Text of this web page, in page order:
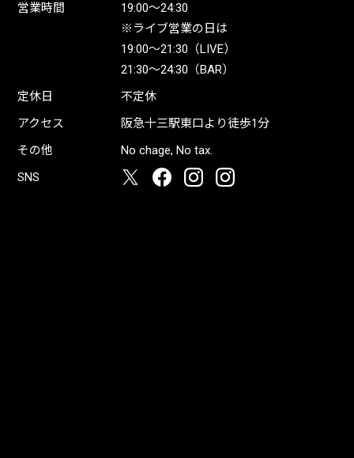
営業時間
19:00〜24:30
※ライブ営業の日は
19:00〜21:30（LIVE）
21:30〜24:30（BAR）
定休日
不定休
アクセス
阪急十三駅東口より徒歩1分
その他
No chage, No tax.
SNS